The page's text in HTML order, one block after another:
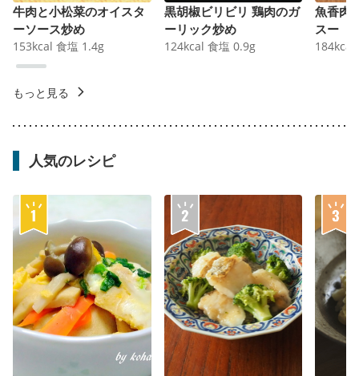
牛肉と小松菜のオイスタ
ーソース炒め
153kcal 食塩 1.4g
黒胡椒ビリビリ 鶏肉のガ
ーリック炒め
124kcal 食塩 0.9g
魚香肉
スー
184kcal
もっと見る
人気のレシピ